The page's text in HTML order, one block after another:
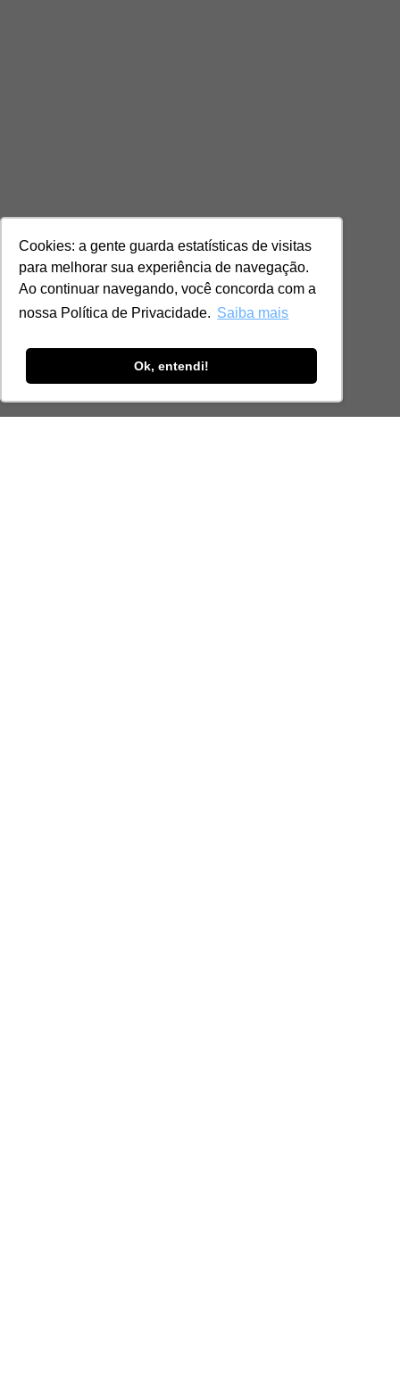
Cookies: a gente guarda estatísticas de visitas
para melhorar sua experiência de navegação.
Ao continuar navegando, você concorda com a
nossa Política de Privacidade. Saiba mais
Ok, entendi!